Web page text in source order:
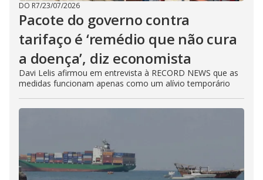
DO R7/23/07/2026
Pacote do governo contra
tarifaço é ‘remédio que não cura
a doença’, diz economista
Davi Lelis afirmou em entrevista à RECORD NEWS que as
medidas funcionam apenas como um alívio temporário